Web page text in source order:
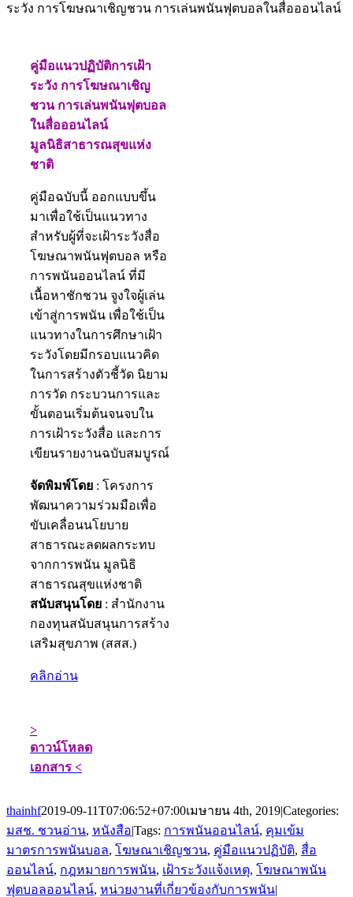
ระวัง การโฆษณาเชิญชวน การเล่นพนันฟุตบอลในสื่อออนไลน์
คู่มือแนวปฏิบัติการเฝ้า
ระวัง การโฆษณาเชิญ
ชวน การเล่นพนันฟุตบอล
ในสื่อออนไลน์
มูลนิธิสาธารณสุขแห่ง
ชาติ
คู่มือฉบับนี้ ออกแบบขึ้น
มาเพื่อใช้เป็นแนวทาง
สำหรับผู้ที่จะเฝ้าระวังสื่อ
โฆษณาพนันฟุตบอล หรือ
การพนันออนไลน์ ที่มี
เนื้อหาชักชวน จูงใจผู้เล่น
เข้าสู่การพนัน เพื่อใช้เป็น
แนวทางในการศึกษาเฝ้า
ระวังโดยมีกรอบแนวคิด
ในการสร้างตัวชี้วัด นิยาม
การวัด กระบวนการและ
ขั้นตอนเริ่มต้นจนจบใน
การเฝ้าระวังสื่อ และการ
เขียนรายงานฉบับสมบูรณ์
จัดพิมพ์โดย : โครงการ
พัฒนาความร่วมมือเพื่อ
ขับเคลื่อนนโยบาย
สาธารณะลดผลกระทบ
จากการพนัน มูลนิธิ
สาธารณสุขแห่งชาติ
สนับสนุนโดย : สํานักงาน
กองทุนสนับสนุนการสร้าง
เสริมสุขภาพ (สสส.)
คลิกอ่าน
>
ดาวน์โหลด
เอกสาร <
thainhf2019-09-11T07:06:52+07:00เมษายน 4th, 2019|Categories:
มสช. ชวนอ่าน, หนังสือ|Tags: การพนันออนไลน์, คุมเข้ม
มาตรการพนันบอล, โฆษณาเชิญชวน, คู่มือแนวปฏิบัติ, สื่อ
ออนไลน์, กฎหมายการพนัน, เฝ้าระวังแจ้งเหตุ, โฆษณาพนัน
ฟุตบอลออนไลน์, หน่วยงานที่เกี่ยวข้องกับการพนัน|